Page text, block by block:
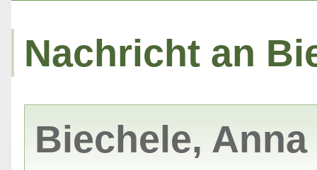
Nachricht an
Biechele, Anna